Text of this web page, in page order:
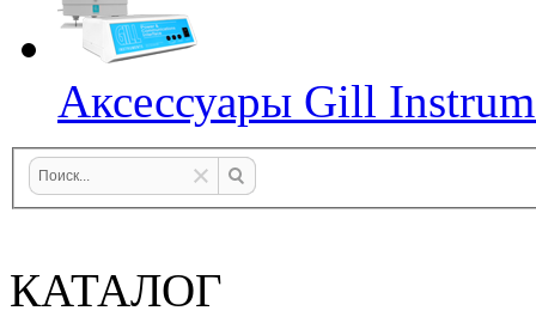
Аксессуары Gill
КАТАЛОГ